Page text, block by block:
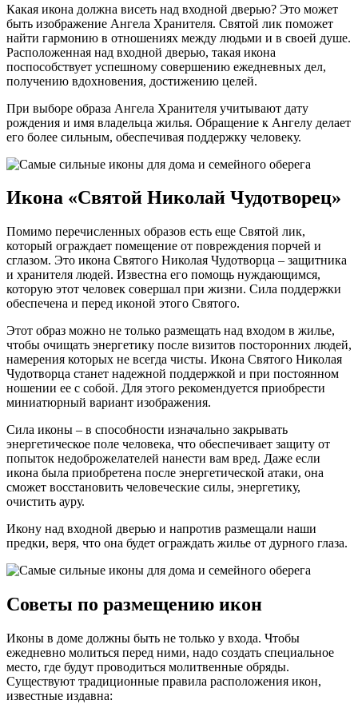
Какая икона должна висеть над входной дверью? Это может
быть изображение Ангела Хранителя. Святой лик поможет
найти гармонию в отношениях между людьми и в своей душе.
Расположенная над входной дверью, такая икона
поспособствует успешному совершению ежедневных дел,
получению вдохновения, достижению целей.
При выборе образа Ангела Хранителя учитывают дату
рождения и имя владельца жилья. Обращение к Ангелу делает
его более сильным, обеспечивая поддержку человеку.
Икона «Святой Николай Чудотворец»
Помимо перечисленных образов есть еще Святой лик,
который ограждает помещение от повреждения порчей и
сглазом. Это икона Святого Николая Чудотворца – защитника
и хранителя людей. Известна его помощь нуждающимся,
которую этот человек совершал при жизни. Сила поддержки
обеспечена и перед иконой этого Святого.
Этот образ можно не только размещать над входом в жилье,
чтобы очищать энергетику после визитов посторонних людей,
намерения которых не всегда чисты. Икона Святого Николая
Чудотворца станет надежной поддержкой и при постоянном
ношении ее с собой. Для этого рекомендуется приобрести
миниатюрный вариант изображения.
Сила иконы – в способности изначально закрывать
энергетическое поле человека, что обеспечивает защиту от
попыток недоброжелателей нанести вам вред. Даже если
икона была приобретена после энергетической атаки, она
сможет восстановить человеческие силы, энергетику,
очистить ауру.
Икону над входной дверью и напротив размещали наши
предки, веря, что она будет ограждать жилье от дурного глаза.
Советы по размещению икон
Иконы в доме должны быть не только у входа. Чтобы
ежедневно молиться перед ними, надо создать специальное
место, где будут проводиться молитвенные обряды.
Существуют традиционные правила расположения икон,
известные издавна: